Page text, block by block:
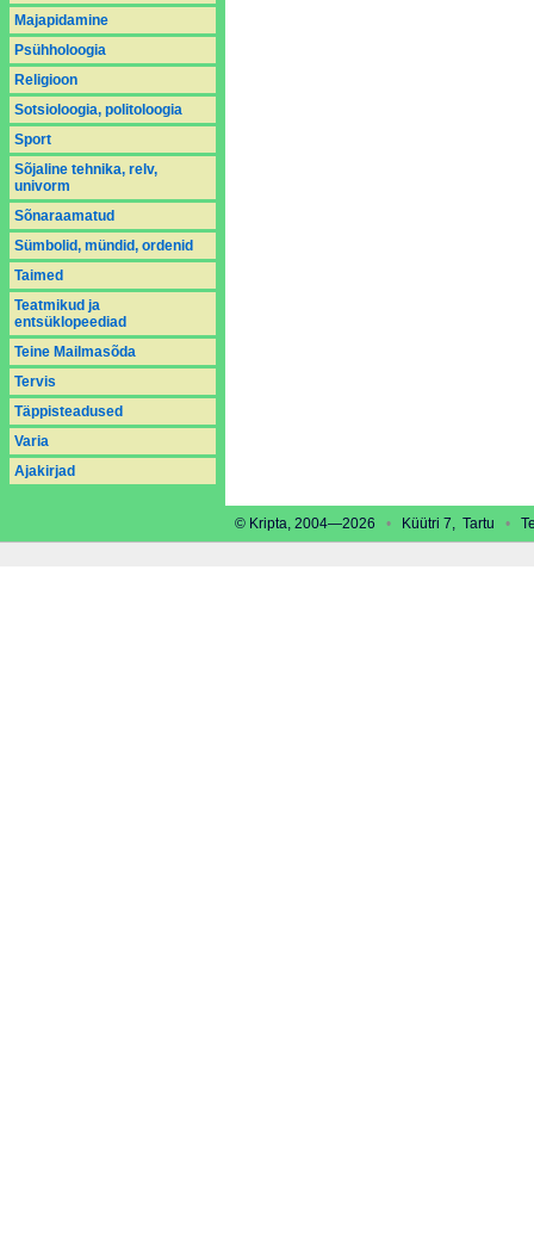
Majapidamine
Psühholoogia
Religioon
Sotsioloogia, politoloogia
Sport
Sõjaline tehnika, relv,
univorm
Sõnaraamatud
Sümbolid, mündid, ordenid
Taimed
Teatmikud ja
entsüklopeediad
Teine Mailmasõda
Tervis
Täppisteadused
Varia
Аjakirjad
© Kripta, 2004—2026 • Küütri 7, Tartu •